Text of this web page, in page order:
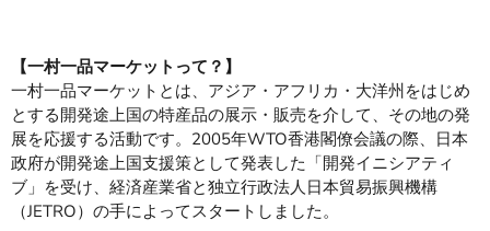
【一村一品マーケットって？】
一村一品マーケットとは、アジア・アフリカ・大洋州をはじめ
とする開発途上国の特産品の展示・販売を介して、その地の発
展を応援する活動です。2005年WTO香港閣僚会議の際、日本
政府が開発途上国支援策として発表した「開発イニシアティ
ブ」を受け、経済産業省と独立行政法人日本貿易振興機構
（JETRO）の手によってスタートしました。